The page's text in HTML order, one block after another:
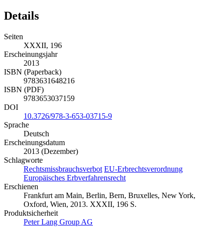
Details
Seiten
XXXII, 196
Erscheinungsjahr
2013
ISBN (Paperback)
9783631648216
ISBN (PDF)
9783653037159
DOI
10.3726/978-3-653-03715-9
Sprache
Deutsch
Erscheinungsdatum
2013 (Dezember)
Schlagworte
Rechtsmissbrauchsverbot EU-Erbrechtsverordnung
Europäisches Erbverfahrensrecht
Erschienen
Frankfurt am Main, Berlin, Bern, Bruxelles, New York,
Oxford, Wien, 2013. XXXII, 196 S.
Produktsicherheit
Peter Lang Group AG